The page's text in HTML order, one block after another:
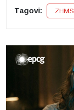
Tagovi: ZHMS